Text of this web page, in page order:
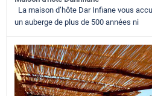
La maison d’hôte Dar Infiane vous
un auberge de plus de 500 années ni